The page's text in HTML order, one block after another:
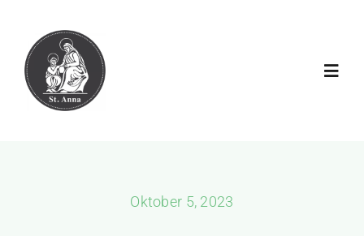
Inhalt
springen
Oktober 5, 2023